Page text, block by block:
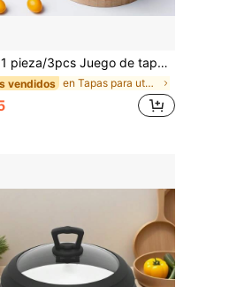
1 pieza/3pcs Juego de tapas de silicona con asas y sellos de ventosa – Resistentes al calor para uso en microondas y estufa, adecuadas para tazones, platos, sartenes, tazas – Tapas reutilizables, lavavajillas; Cubiertas de tapa antiadherentes; Resistentes al calor; Fáciles de limpiar.
vendidos en Tapas para utensilios de cocina